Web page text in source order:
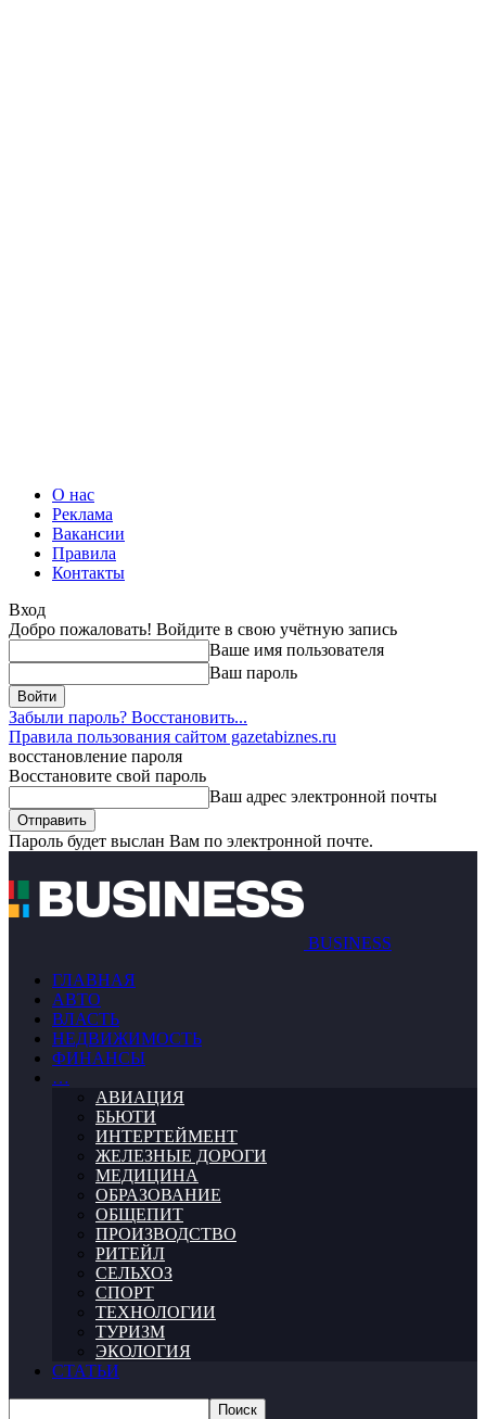
О нас
Реклама
Вакансии
Правила
Контакты
Вход
Добро пожаловать! Войдите в свою учётную запись
Ваше имя пользователя
Ваш пароль
Забыли пароль? Восстановить...
Правила пользования сайтом gazetabiznes.ru
восстановление пароля
Восстановите свой пароль
Ваш адрес электронной почты
Пароль будет выслан Вам по электронной почте.
BUSINESS
ГЛАВНАЯ
АВТО
ВЛАСТЬ
НЕДВИЖИМОСТЬ
ФИНАНСЫ
…
АВИАЦИЯ
БЬЮТИ
ИНТЕРТЕЙМЕНТ
ЖЕЛЕЗНЫЕ ДОРОГИ
МЕДИЦИНА
ОБРАЗОВАНИЕ
ОБЩЕПИТ
ПРОИЗВОДСТВО
РИТЕЙЛ
СЕЛЬХОЗ
СПОРТ
ТЕХНОЛОГИИ
ТУРИЗМ
ЭКОЛОГИЯ
СТАТЬИ